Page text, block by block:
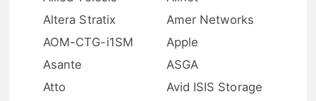
Altera Stratix
Amer Networks
AOM-CTG-i1SM
Apple
Asante
ASGA
Atto
Avid ISIS Storage